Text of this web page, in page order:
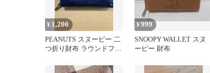
¥ 1,200
PEANUTS スヌーピー 二
つ折り財布 ラウンドファ
¥999
SNOOPY WALLET スヌ
ーピー 財布